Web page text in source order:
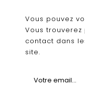
Vous pouvez
Vous
contact dans
site.